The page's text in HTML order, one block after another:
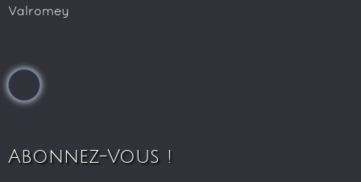
Valromey
Abonnez-Vous !